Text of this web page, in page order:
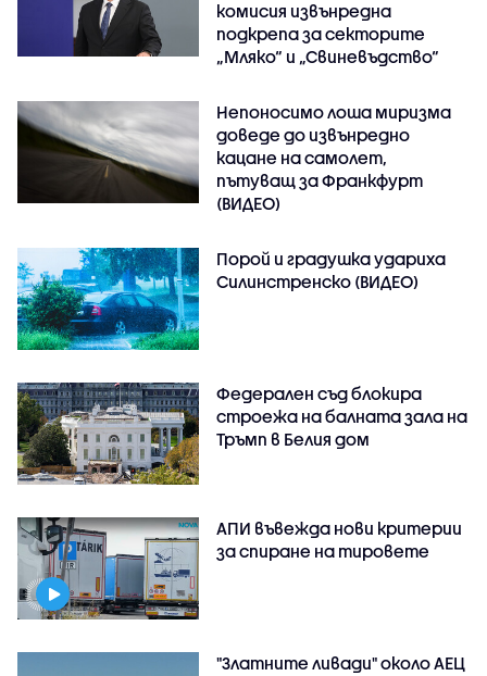
комисия извънредна
подкрепа за секторите
„Мляко“ и „Свиневъдство“
Непоносимо лоша миризма
доведе до извънредно
кацане на самолет,
пътуващ за Франкфурт
(ВИДЕО)
Порой и градушка удариха
Силинстренско (ВИДЕО)
Федерален съд блокира
строежа на балната зала на
Тръмп в Белия дом
АПИ въвежда нови критерии
за спиране на тировете
"Златните ливади" около АЕЦ